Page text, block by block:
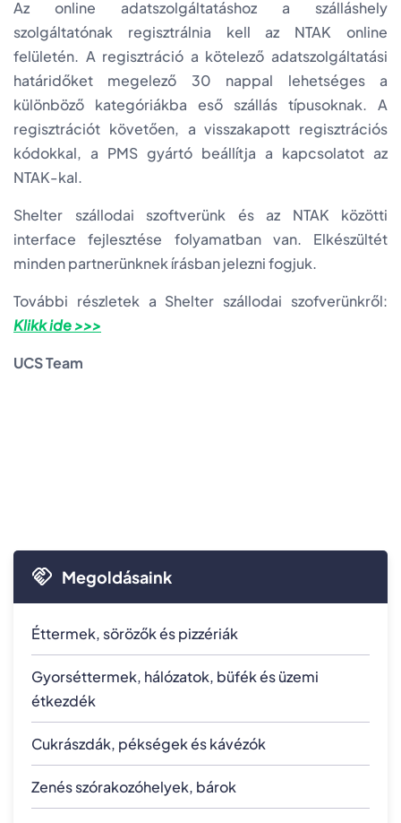
Az online adatszolgáltatáshoz a szálláshely
szolgáltatónak regisztrálnia kell az NTAK online
felületén. A regisztráció a kötelező adatszolgáltatási
határidőket megelező 30 nappal lehetséges a
különböző kategóriákba eső szállás típusoknak. A
regisztrációt követően, a visszakapott regisztrációs
kódokkal, a PMS gyártó beállítja a kapcsolatot az
NTAK-kal.
Shelter szállodai szoftverünk és az NTAK közötti
interface fejlesztése folyamatban van. Elkészültét
minden partnerünknek írásban jelezni fogjuk.
További részletek a Shelter szállodai szofverünkről:
Klikk ide >>>
UCS Team
Megoldásaink
Éttermek, sörözők és pizzériák
Gyorséttermek, hálózatok, büfék és üzemi
étkezdék
Cukrászdák, pékségek és kávézók
Zenés szórakozóhelyek, bárok